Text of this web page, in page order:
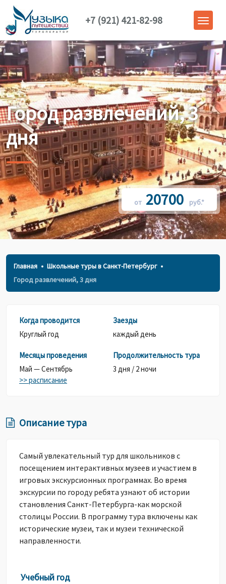
+7 (921) 421-82-98
Город развлечений, 3
дня
от 20700 руб.*
Главная
Школьные туры в Санкт-Петербург
Город развлечений, 3 дня
Когда проводится
Круглый год
Месяцы проведения
Май — Сентябрь
>> расписание
Заезды
каждый день
Продолжительность тура
3 дня / 2 ночи
Описание тура
Самый увлекательный тур для школьников с
посещением интерактивных музеев и участием в
игровых экскурсионных программах. Во время
экскурсии по городу ребята узнают об истории
становления Санкт-Петербурга-как морской
столицы России. В программу тура включены как
исторические музеи, так и музеи технической
направленности.
Учебный год